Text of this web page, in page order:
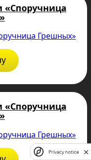
Privacy notice